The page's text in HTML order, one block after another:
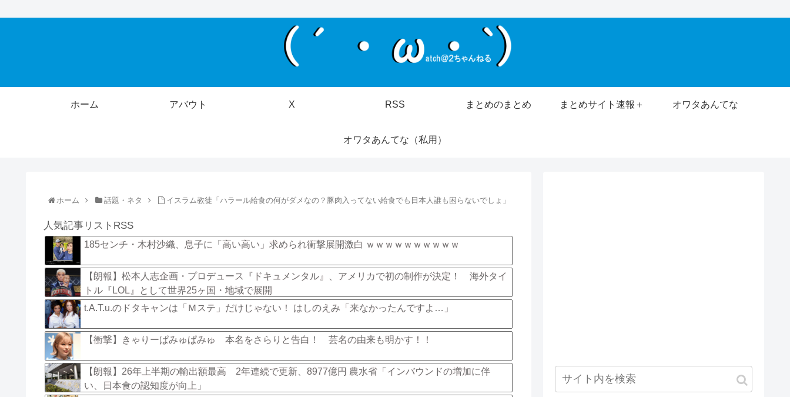
ホーム アバウト X RSS まとめのまとめ まとめサイト速報＋ オワタあんてな
オワタあんてな（私用）
ホーム 話題・ネタ イスラム教徒「ハラール給食の何がダメなの？豚肉入ってない給食でも日本人誰も困らないでしょ」
人気記事リストRSS
185センチ・木村沙織、息子に「高い高い」求められ衝撃展開激白 ｗｗｗｗｗｗｗｗｗｗ
【朗報】松本人志企画・プロデュース『ドキュメンタル』、アメリカで初の制作が決定！ 海外タイ
トル『LOL』として世界25ヶ国・地域で展開
t.A.T.u.のドタキャンは「Ｍステ」だけじゃない！ はしのえみ「来なかったんですよ…」
【衝撃】きゃりーぱみゅぱみゅ 本名をさらりと告白！ 芸名の由来も明かす！！
【朗報】26年上半期の輸出額最高 2年連続で更新、8977億円 農水省「インバウンドの増加に伴
い、日本食の認知度が向上」